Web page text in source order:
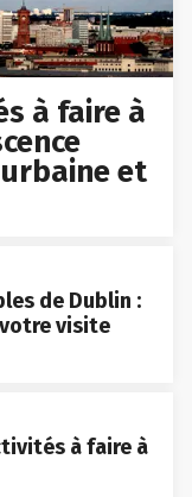
à faire à
et
de Dublin :
visite
à faire à